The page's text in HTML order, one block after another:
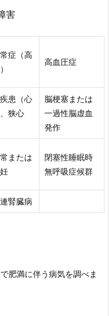
害
症（高
高血圧症
患（心
狭心
脳梗塞または
一過性脳虚血
発作
または
閉塞性睡眠時
無呼吸症候群
腎臓病
肥満に伴う病気を調べま